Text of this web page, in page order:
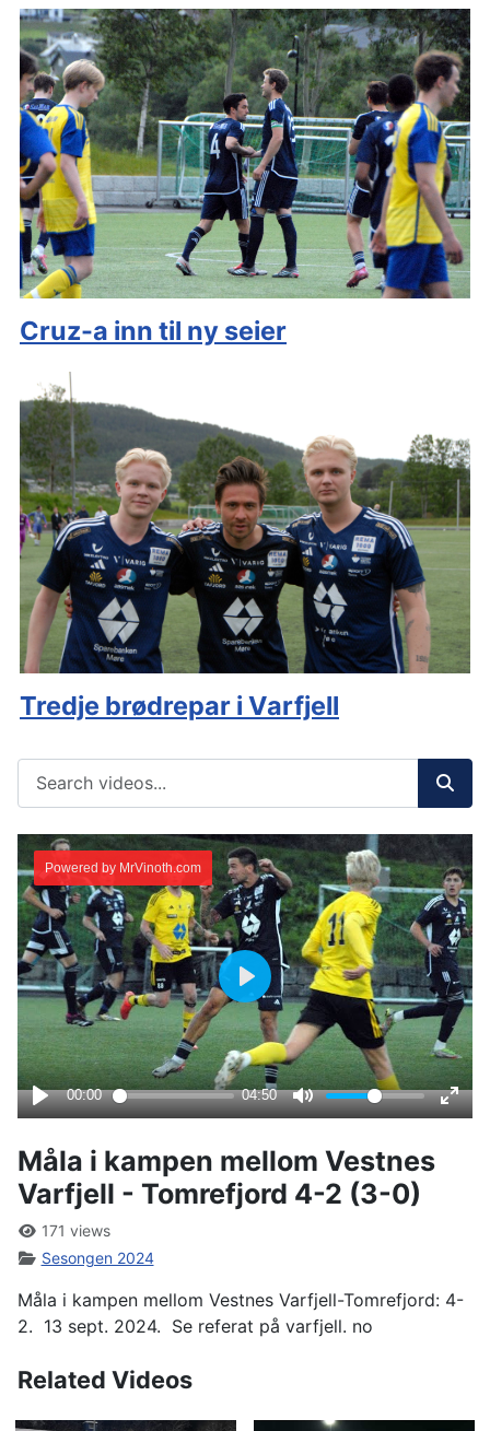
Cruz-a inn til ny seier
Tredje brødrepar i Varfjell
Måla i kampen mellom Vestnes
Varfjell - Tomrefjord 4-2 (3-0)
171 views
Sesongen 2024
Måla i kampen mellom Vestnes Varfjell-Tomrefjord: 4-
2. 13 sept. 2024. Se referat på varfjell. no
Related Videos